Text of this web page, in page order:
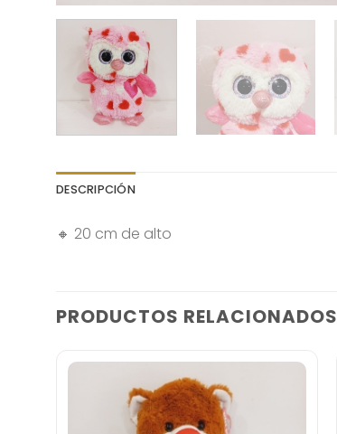
DESCRIPCIÓN
🔸 20 cm de alto
PRODUCTOS RELACIONADOS